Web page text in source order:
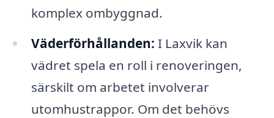
komplex ombyggnad.
Väderförhållanden: I Laxvik kan
vädret spela en roll i renoveringen,
särskilt om arbetet involverar
utomhustrappor. Om det behövs